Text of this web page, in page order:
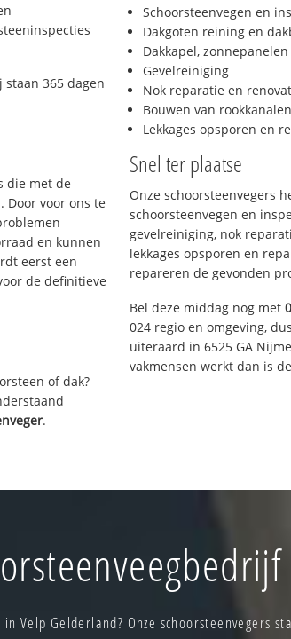
staan 365 dagen
die met de
Door voor ons te
en kunnen
eerst een
de definitieve
of dak?
.
Schoorsteenvegen en
Dakgoten reining en
Dakkapel,
Gevelreiniging
Nok reparatie en
Bouwen van rookkanalen
Lekkages opsporen en
Snel ter plaatse
Onze schoorsteenvegers
schoorsteenvegen en
gevelreiniging, nok
lekkages opsporen en
repareren de gevonden
Bel deze middag nog met
024 regio en omgeving,
uiteraard in 6525 GA
vakmensen werkt dan is
Velp Gelderland? Onze schoorsteenvegers